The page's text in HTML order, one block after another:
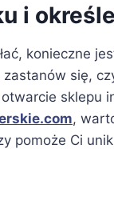
i
konieczne
zastanów się,
sklepu
,
pomoże Ci